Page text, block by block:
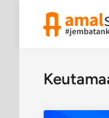
content